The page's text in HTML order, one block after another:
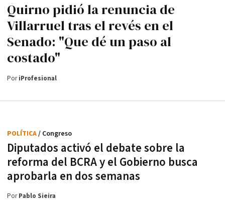
Quirno pidió la renuncia de
Villarruel tras el revés en el
Senado: "Que dé un paso al
costado"
PoriProfesional
Diputados activó el debate sobre la
reforma del BCRA y el Gobierno busca
aprobarla en dos semanas
POLÍTICA/ Congreso
PorPablo Sieira